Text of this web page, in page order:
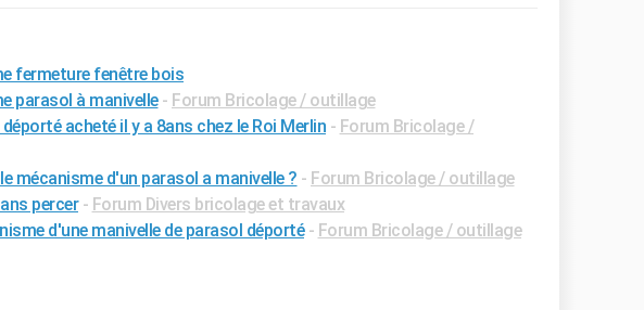
fermeture fenêtre bois
parasol à manivelle - Forum Bricolage / outillage
acheté il y a 8ans chez le Roi Merlin - Forum Bricolage /
mécanisme d'un parasol a manivelle ? - Forum Bricolage / outillage
percer - Forum Divers bricolage et travaux
d'une manivelle de parasol déporté - Forum Bricolage / outillage